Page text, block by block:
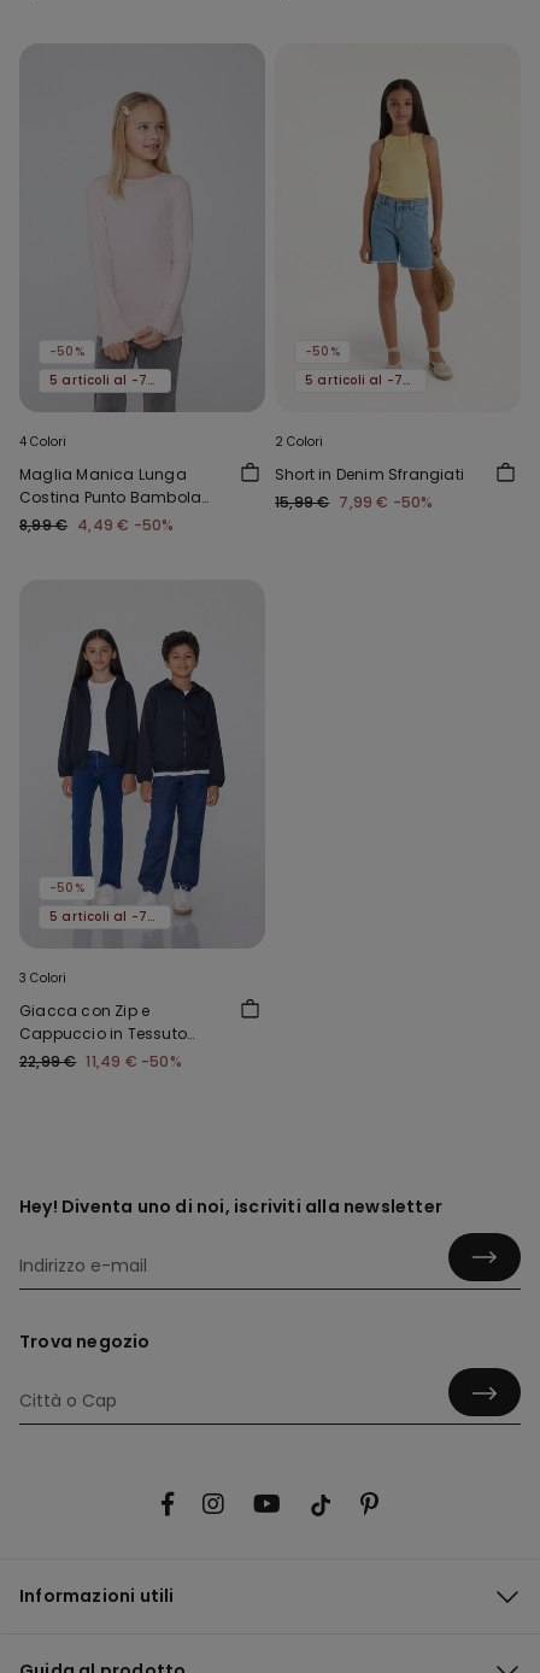
-50%
5 articoli al -70%
4 Colori
Maglia Manica Lunga
Costina Punto Bambola
Girocollo Bimba
8,99 € 4,49 € -50%
-50%
5 articoli al -70%
2 Colori
Short in Denim Sfrangiati
15,99 € 7,99 € -50%
-50%
5 articoli al -70%
3 Colori
Giacca con Zip e
Cappuccio in Tessuto
Tecnico Bimbi Unisex
22,99 € 11,49 € -50%
Hey! Diventa uno di noi, iscriviti alla newsletter
Trova negozio
Informazioni utili